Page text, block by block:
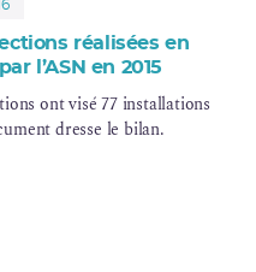
réalisées en
l’ASN en 2015
ont visé 77 installations
dresse le bilan.